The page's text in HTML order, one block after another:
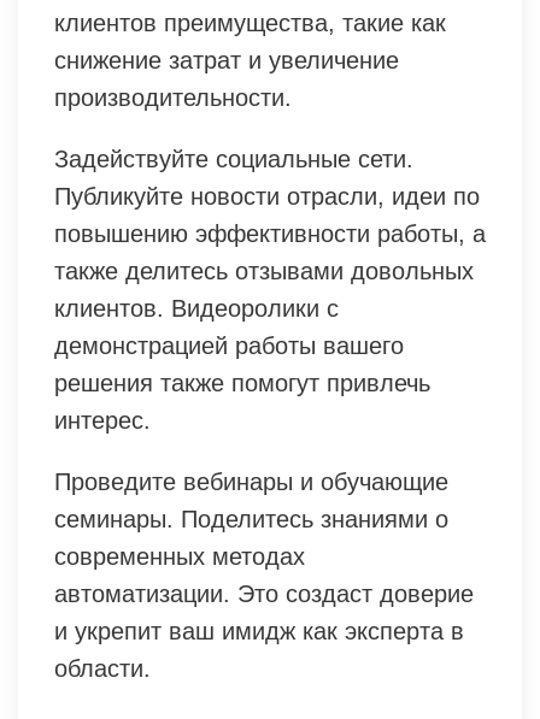
клиентов преимущества, такие как
снижение затрат и увеличение
производительности.
Задействуйте социальные сети.
Публикуйте новости отрасли, идеи по
повышению эффективности работы, а
также делитесь отзывами довольных
клиентов. Видеоролики с
демонстрацией работы вашего
решения также помогут привлечь
интерес.
Проведите вебинары и обучающие
семинары. Поделитесь знаниями о
современных методах
автоматизации. Это создаст доверие
и укрепит ваш имидж как эксперта в
области.